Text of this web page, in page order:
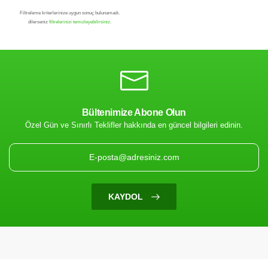
Filtrenize Uygun
Ürün Bulunamadı
Bültenimize Abone Olun
Özel Gün ve Sınırlı Teklifler hakkında en güncel bilgileri edinin.
KAYDOL